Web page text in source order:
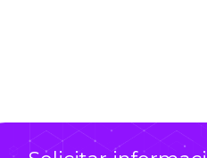
Infórmate